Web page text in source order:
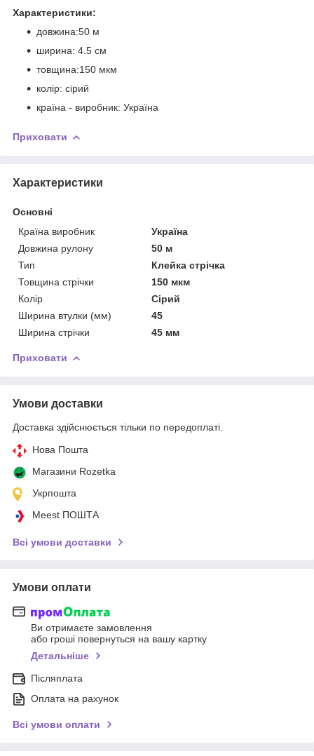
Характеристики:
довжина:50 м
ширина: 4.5 см
товщина:150 мкм
колір: сірий
країна - виробник: Україна
Приховати
Характеристики
Основні
Країна виробник
Україна
Довжина рулону
50 м
Тип
Клейка стрічка
Товщина стрічки
150 мкм
Колір
Сірий
Ширина втулки (мм)
45
Ширина стрічки
45 мм
Приховати
Умови доставки
Доставка здійснюється тільки по передоплаті.
Нова Пошта
Магазини Rozetka
Укрпошта
Meest ПОШТА
Всі умови доставки
Умови оплати
Ви отримаєте замовлення
або гроші повернуться на вашу картку
Детальніше
Післяплата
Оплата на рахунок
Всі умови оплати